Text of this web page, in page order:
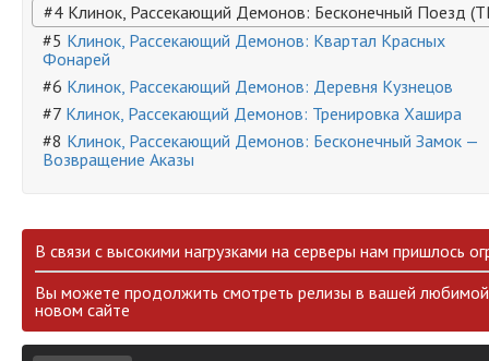
#4 Клинок, Рассекающий Демонов: Бесконечный Поезд
#5 Клинок, Рассекающий Демонов: Квартал Красных
Фонарей
#6 Клинок, Рассекающий Демонов: Деревня Кузнецов
#7 Клинок, Рассекающий Демонов: Тренировка Хашира
#8 Клинок, Рассекающий Демонов: Бесконечный Замок —
Возвращение Аказы
В связи с высокими нагрузками на серверы нам пришлось
Вы можете продолжить смотреть релизы в вашей
новом сайте